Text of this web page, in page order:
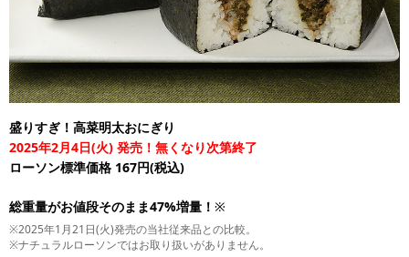
盛りすぎ！高菜明太おにぎり
2025年2月4日(火) 発売！無くなり次第終了
ローソン標準価格 167円(税込)
総重量がお値段そのまま47%増量！ ※
※2025年1月21日(火)発売の当社従来品との比較。
※ナチュラルローソンではお取り扱いがありません。